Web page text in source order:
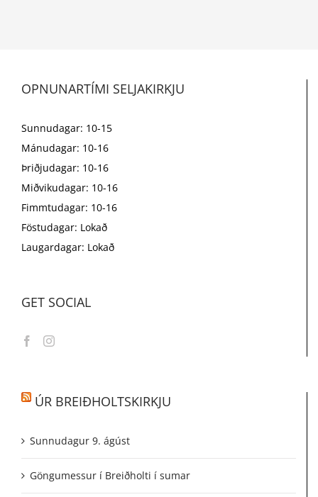
OPNUNARTÍMI SELJAKIRKJU
Sunnudagar: 10-15
Mánudagar: 10-16
Þriðjudagar: 10-16
Miðvikudagar: 10-16
Fimmtudagar: 10-16
Föstudagar: Lokað
Laugardagar: Lokað
GET SOCIAL
ÚR BREIÐHOLTSKIRKJU
Sunnudagur 9. ágúst
Göngumessur í Breiðholti í sumar